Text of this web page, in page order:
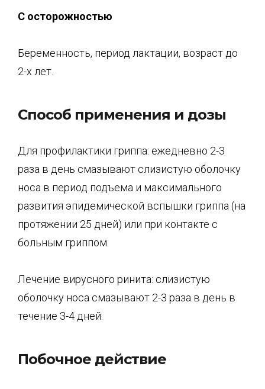
С осторожностью
Беременность, период лактации, возраст до
2-х лет.
Способ применения и дозы
Для профилактики гриппа: ежедневно 2-3
раза в день смазывают слизистую оболочку
носа в период подъема и максимального
развития эпидемической вспышки гриппа (на
протяжении 25 дней) или при контакте с
больным гриппом.
Лечение вирусного ринита: слизистую
оболочку носа смазывают 2-3 раза в день в
течение 3-4 дней.
Побочное действие